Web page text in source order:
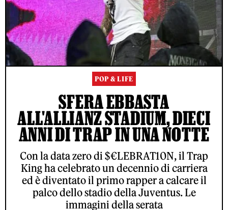
POP & LIFE
SFERA EBBASTA
ALL'ALLIANZ STADIUM, DIECI
ANNI DI TRAP IN UNA NOTTE
Con la data zero di $€LEBRAT10N, il Trap
King ha celebrato un decennio di carriera
ed è diventato il primo rapper a calcare il
palco dello stadio della Juventus. Le
immagini della serata